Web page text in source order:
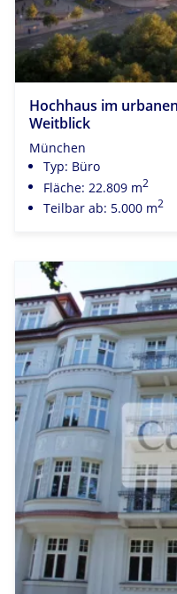
Hochhaus im
Weitblick
München
Typ: Büro
Fläche: 22.809 m2
Teilbar ab: 5.000 m2